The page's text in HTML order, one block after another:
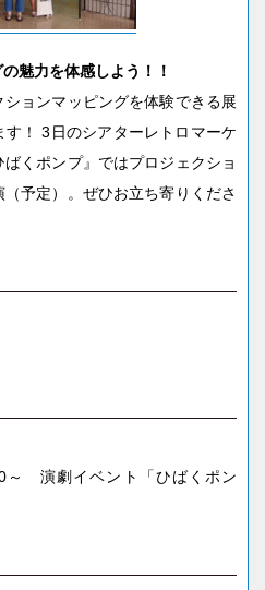
魅力を体感しよう！！
ョンマッピングを体験できる展
！ 3日のシアターレトロマーケ
くポンプ』ではプロジェクショ
予定）。ぜひお立ち寄りくださ
演劇イベント「ひばくポン